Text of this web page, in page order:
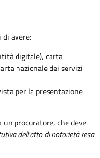
di avere:
digitale), carta
nazionale dei servizi
per la presentazione
un procuratore, che deve
dell'atto di notorietà resa